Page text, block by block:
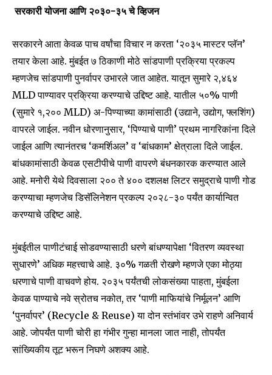
I've read and accept thePrivacy Policy
6,300
Fans
32,111
Followers
75
Followers
सरकारी योजना आणि २०३०-३५ चे व्हिजन
सरकारने आता केवळ पाच वर्षांचा विचार न करता ‘२०३५ मास्टर प्लॅन’
तयार केला आहे. मुंबईत ७ ठिकाणी मोठे सांडपाणी प्रक्रिया प्रकल्प
म्हणजेच सांडपाणी पुनर्वापर उभारले जात आहेत. यातून सुमारे २,४६४
MLD पाण्यावर प्रक्रिया करण्याचे उद्दिष्ट आहे. यातील ५०% पाणी
(सुमारे १,२०० MLD) अ-पिण्याच्या कामांसाठी (उद्याने, उद्योग, फ्लशिंग)
वापरले जाईल. नवीन धोरणानुसार, ‘पिण्याचे पाणी’ प्रथम नागरिकांना दिले
जाईल आणि त्यानंतरच ‘कमर्शिअल’ व ‘बांधकाम’ क्षेत्राला दिले जाईल.
बांधकामांसाठी केवळ एसटीपीचे पाणी वापरणे बंधनकारक करण्यात आले
आहे. मनोरी येथे दिवसाला २०० ते ४०० दशलक्ष लिटर समुद्राचे पाणी गोड
करण्याचा म्हणजेच डिसॅलिनेशन प्रकल्प २०२८-३० पर्यंत कार्यान्वित
करण्याचे उद्दिष्ट आहे.
मुंबईतील पाणीटंचाई सोडवण्यासाठी धरणे बांधण्यापेक्षा ‘वितरण व्यवस्था
सुधारणे’ अधिक महत्त्वाचे आहे. ३०% गळती रोखणे म्हणजे एका मोठ्या
धरणाचे पाणी वाचवणे होय. २०३५ पर्यंतची लोकसंख्या पाहता, मुंबईला
केवळ पाण्याचे नवे स्रोतच नकोत, तर ‘पाणी माफियांचे निर्मूलन’ आणि
‘पुनर्वापर’ (Recycle & Reuse) या दोन स्तंभांवर उभे राहणे अनिवार्य
आहे. जोपर्यंत पाणी चोरी हा गंभीर गुन्हा मानला जात नाही, तोपर्यंत
सांख्यिकीय तूट भरून निघणे अशक्य आहे.